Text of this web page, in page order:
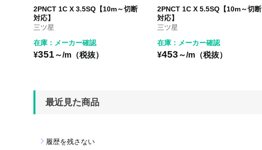
2PNCT 1C X 3.5SQ【10m～切断
対応】
三ツ星
在庫：メーカー確認
¥351 ～/m（税抜）
2PNCT 1C X 5.5SQ【10m～切断
対応】
三ツ星
在庫：メーカー確認
¥453 ～/m（税抜）
最近見た商品
履歴を残さない